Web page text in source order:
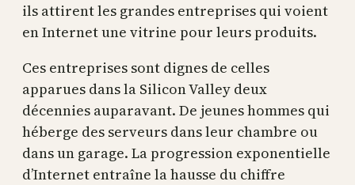
ils attirent les grandes entreprises qui voient
en Internet une vitrine pour leurs produits.
Ces entreprises sont dignes de celles
apparues dans la Silicon Valley deux
décennies auparavant. De jeunes hommes qui
héberge des serveurs dans leur chambre ou
dans un garage. La progression exponentielle
d’Internet entraîne la hausse du chiffre